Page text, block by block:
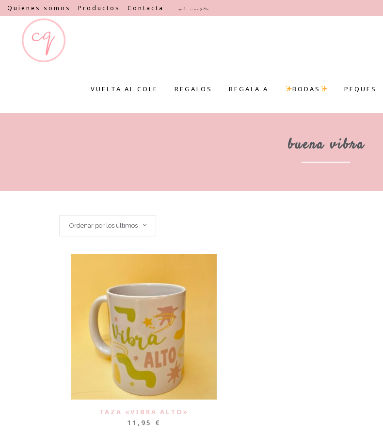
Quienes somos Productos Contacta Mi cuenta
VUELTA AL COLE REGALOS REGALA A BODAS PEQUES
buena vibra
Ordenar por los últimos
TAZA «VIBRA ALTO»
11,95 €